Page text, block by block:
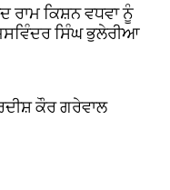
ਰਾਮ ਕਿਸ਼ਨ ਵਧਵਾ ਨੂੰ
ਸਿੰਘ ਭੁਲੇਰੀਆ
ਕੌਰ ਗਰੇਵਾਲ